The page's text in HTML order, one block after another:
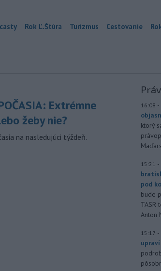
Rok Ľ.Štúra Turizmus Cestovanie
Extrémne
žeby nie?
na nasledujúci týždeň.
16:08 -
ktorý
15:21 -
pod
bude
TASR
Anton
15:17 -